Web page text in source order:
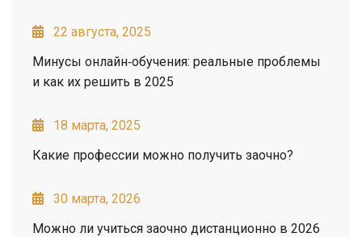
22 августа, 2025
Минусы онлайн‑обучения: реальные проблемы
и как их решить в 2025
18 марта, 2025
Какие профессии можно получить заочно?
30 марта, 2026
Можно ли учиться заочно дистанционно в 2026